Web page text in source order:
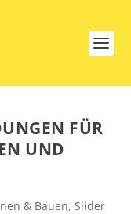
FÜR
UND
& Bauen,Slider